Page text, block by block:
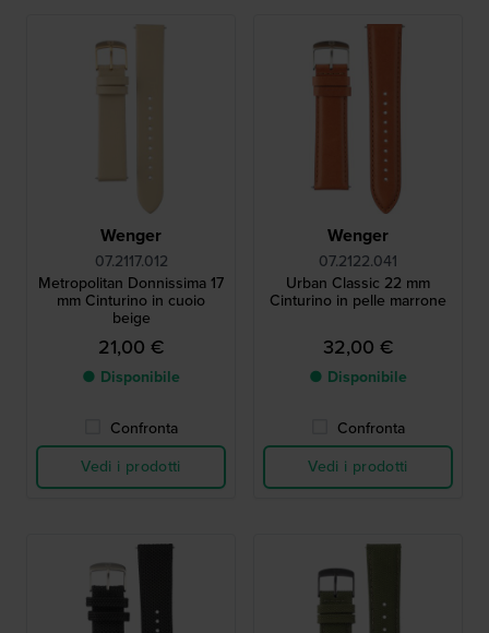
Wenger
07.2117.012
Metropolitan Donnissima 17
mm Cinturino in cuoio
beige
21,00 €
● Disponibile
Confronta
Vedi i prodotti
Wenger
07.2122.041
Urban Classic 22 mm
Cinturino in pelle marrone
32,00 €
● Disponibile
Confronta
Vedi i prodotti